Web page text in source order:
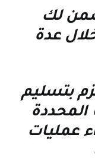
لك
عدة
بتسليم
المحددة
عمليات